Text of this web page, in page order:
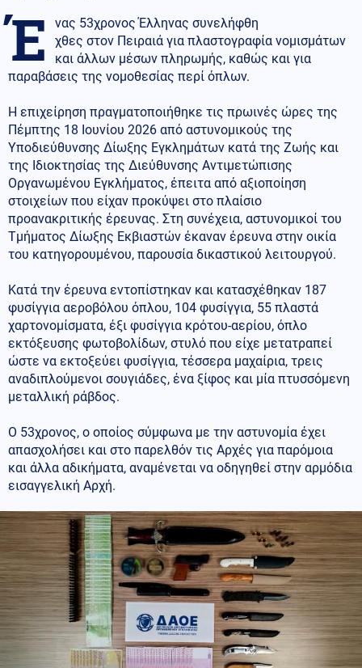
Έ
νας 53χρονος Έλληνας συνελήφθη
χθες στον Πειραιά για πλαστογραφία νομισμάτων
και άλλων μέσων πληρωμής, καθώς και για
παραβάσεις της νομοθεσίας περί όπλων.
Η επιχείρηση πραγματοποιήθηκε τις πρωινές ώρες της
Πέμπτης 18 Ιουνίου 2026 από αστυνομικούς της
Υποδιεύθυνσης Δίωξης Εγκλημάτων κατά της Ζωής και
της Ιδιοκτησίας της Διεύθυνσης Αντιμετώπισης
Οργανωμένου Εγκλήματος, έπειτα από αξιοποίηση
στοιχείων που είχαν προκύψει στο πλαίσιο
προανακριτικής έρευνας. Στη συνέχεια, αστυνομικοί του
Τμήματος Δίωξης Εκβιαστών έκαναν έρευνα στην οικία
του κατηγορουμένου, παρουσία δικαστικού λειτουργού.
Κατά την έρευνα εντοπίστηκαν και κατασχέθηκαν 187
φυσίγγια αεροβόλου όπλου, 104 φυσίγγια, 55 πλαστά
χαρτονομίσματα, έξι φυσίγγια κρότου-αερίου, όπλο
εκτόξευσης φωτοβολίδων, στυλό που είχε μετατραπεί
ώστε να εκτοξεύει φυσίγγια, τέσσερα μαχαίρια, τρεις
αναδιπλούμενοι σουγιάδες, ένα ξίφος και μία πτυσσόμενη
μεταλλική ράβδος.
Ο 53χρονος, ο οποίος σύμφωνα με την αστυνομία έχει
απασχολήσει και στο παρελθόν τις Αρχές για παρόμοια
και άλλα αδικήματα, αναμένεται να οδηγηθεί στην αρμόδια
εισαγγελική Αρχή.